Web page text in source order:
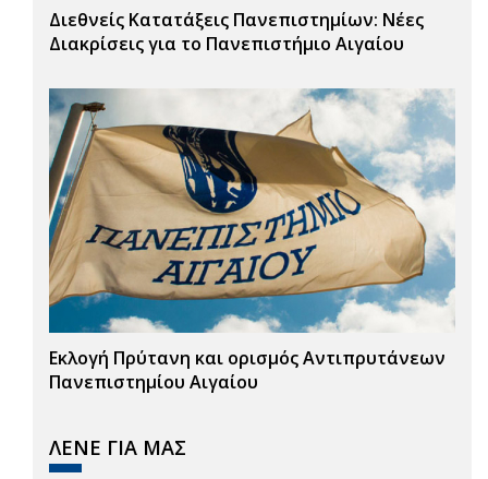
Διεθνείς Κατατάξεις Πανεπιστημίων: Νέες
Διακρίσεις για το Πανεπιστήμιο Αιγαίου
Εκλογή Πρύτανη και ορισμός Αντιπρυτάνεων
Πανεπιστημίου Αιγαίου
ΛΕΝΕ ΓΙΑ ΜΑΣ